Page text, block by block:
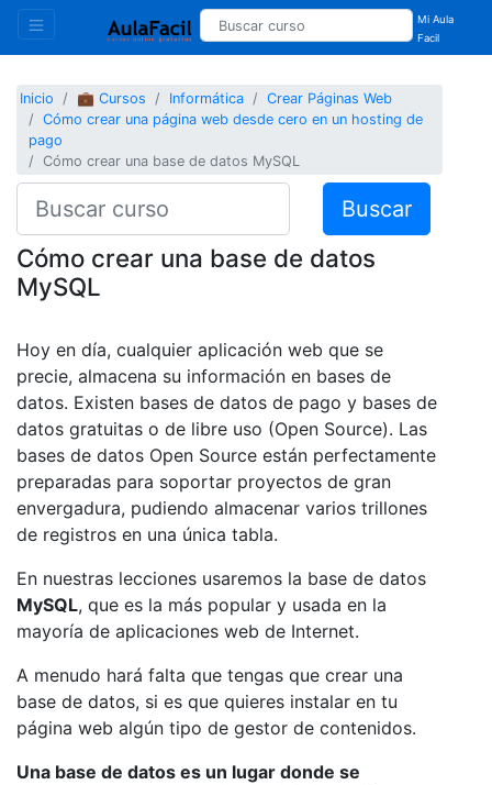
Mi Aula
Facil
Inicio 💼 Cursos Informática
Crear Páginas Web
Cómo crear una página web desde cero en un hosting de
pago
Cómo crear una base de datos MySQL
Buscar
Cómo crear una base de datos
MySQL
Hoy en día, cualquier aplicación web que se
precie, almacena su información en bases de
datos. Existen bases de datos de pago y bases de
datos gratuitas o de libre uso (Open Source). Las
bases de datos Open Source están perfectamente
preparadas para soportar proyectos de gran
envergadura, pudiendo almacenar varios trillones
de registros en una única tabla.
En nuestras lecciones usaremos la base de datos
MySQL, que es la más popular y usada en la
mayoría de aplicaciones web de Internet.
A menudo hará falta que tengas que crear una
base de datos, si es que quieres instalar en tu
página web algún tipo de gestor de contenidos.
Una base de datos es un lugar donde se